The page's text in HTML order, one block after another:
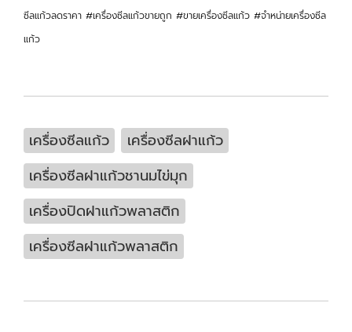
ซีลแก้วลดราคา #เครื่องซีลแก้วขายถูก #ขายเครื่องซีลแก้ว #จำหน่ายเครื่องซีล
แก้ว
เครื่องซีลแก้ว
เครื่องซีลฝาแก้ว
เครื่องซีลฝาแก้วชานมไข่มุก
เครื่องปิดฝาแก้วพลาสติก
เครื่องซีลฝาแก้วพลาสติก